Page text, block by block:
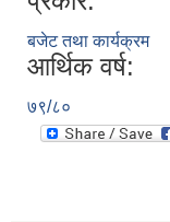
बजेट तथा कार्यक्रम
आर्थिक वर्ष:
७९/८०